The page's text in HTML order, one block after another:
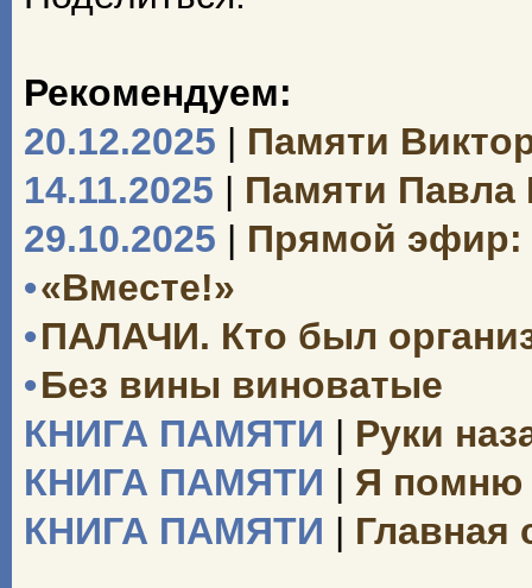
Рекомендуем:
20.12.2025 | Памяти
14.11.2025 | Памяти Павла
29.10.2025 | Прямой эфир:
•«Вместе!»
•ПАЛАЧИ. Кто был
•Без вины виноватые
КНИГА ПАМЯТИ | Руки
КНИГА ПАМЯТИ | Я помню
КНИГА ПАМЯТИ | Главная